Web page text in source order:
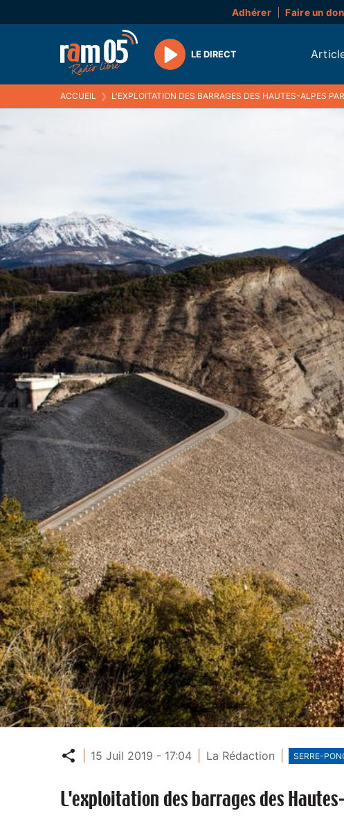
Adhérer Faire un don
Play
LE DIRECT
ACCUEIL ❯ L'EXPLOITATION DES BARRAGES DES HAUTES-ALPES
Partager
15 Juil 2019 - 17:04 La Rédaction SERRE-
L'exploitation des barrages des